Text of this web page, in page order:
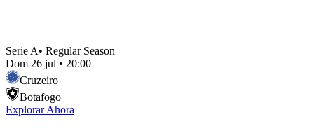
Serie A• Regular Season
Dom 26 jul • 20:00
Cruzeiro
Botafogo
Explorar Ahora